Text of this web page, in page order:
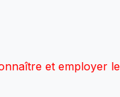
et employer